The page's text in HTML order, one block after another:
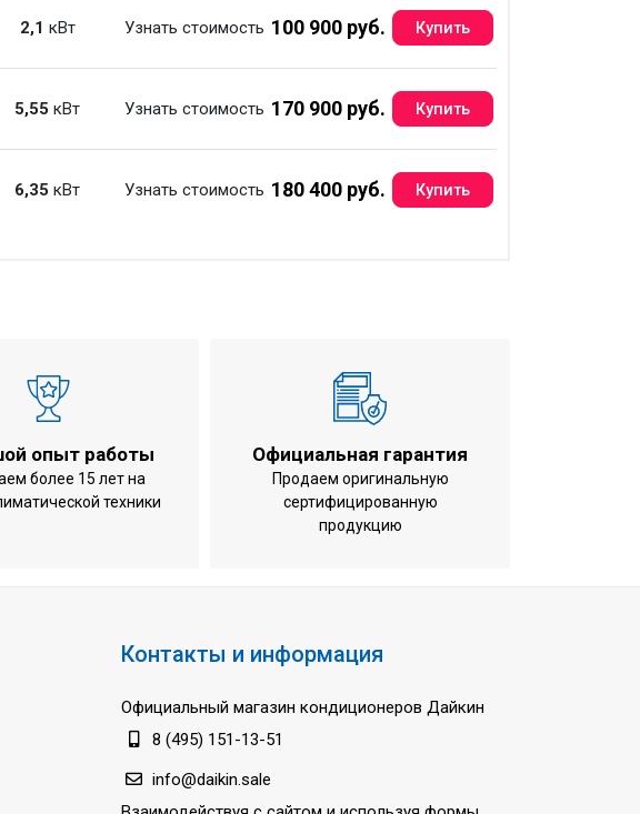
2,1 кВт Узнать стоимость 100 900 руб.
5,55 кВт Узнать стоимость 170 900 руб.
6,35 кВт Узнать стоимость 180 400 руб.
опыт работы
более 15 лет на
техники
Официальная гарантия
Продаем оригинальную
сертифицированную
продукцию
Контакты и информация
Официальный магазин кондиционеров Дайкин
8 (495) 151-13-51
info@daikin.sale